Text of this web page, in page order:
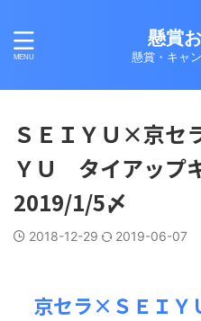
懸賞
懸賞・キャ
ＳＥＩＹＵ×京セ
ＹＵ タイアップ
2019/1/5〆
2018-12-29 2019-06-07
京セラ×ＳＥＩ